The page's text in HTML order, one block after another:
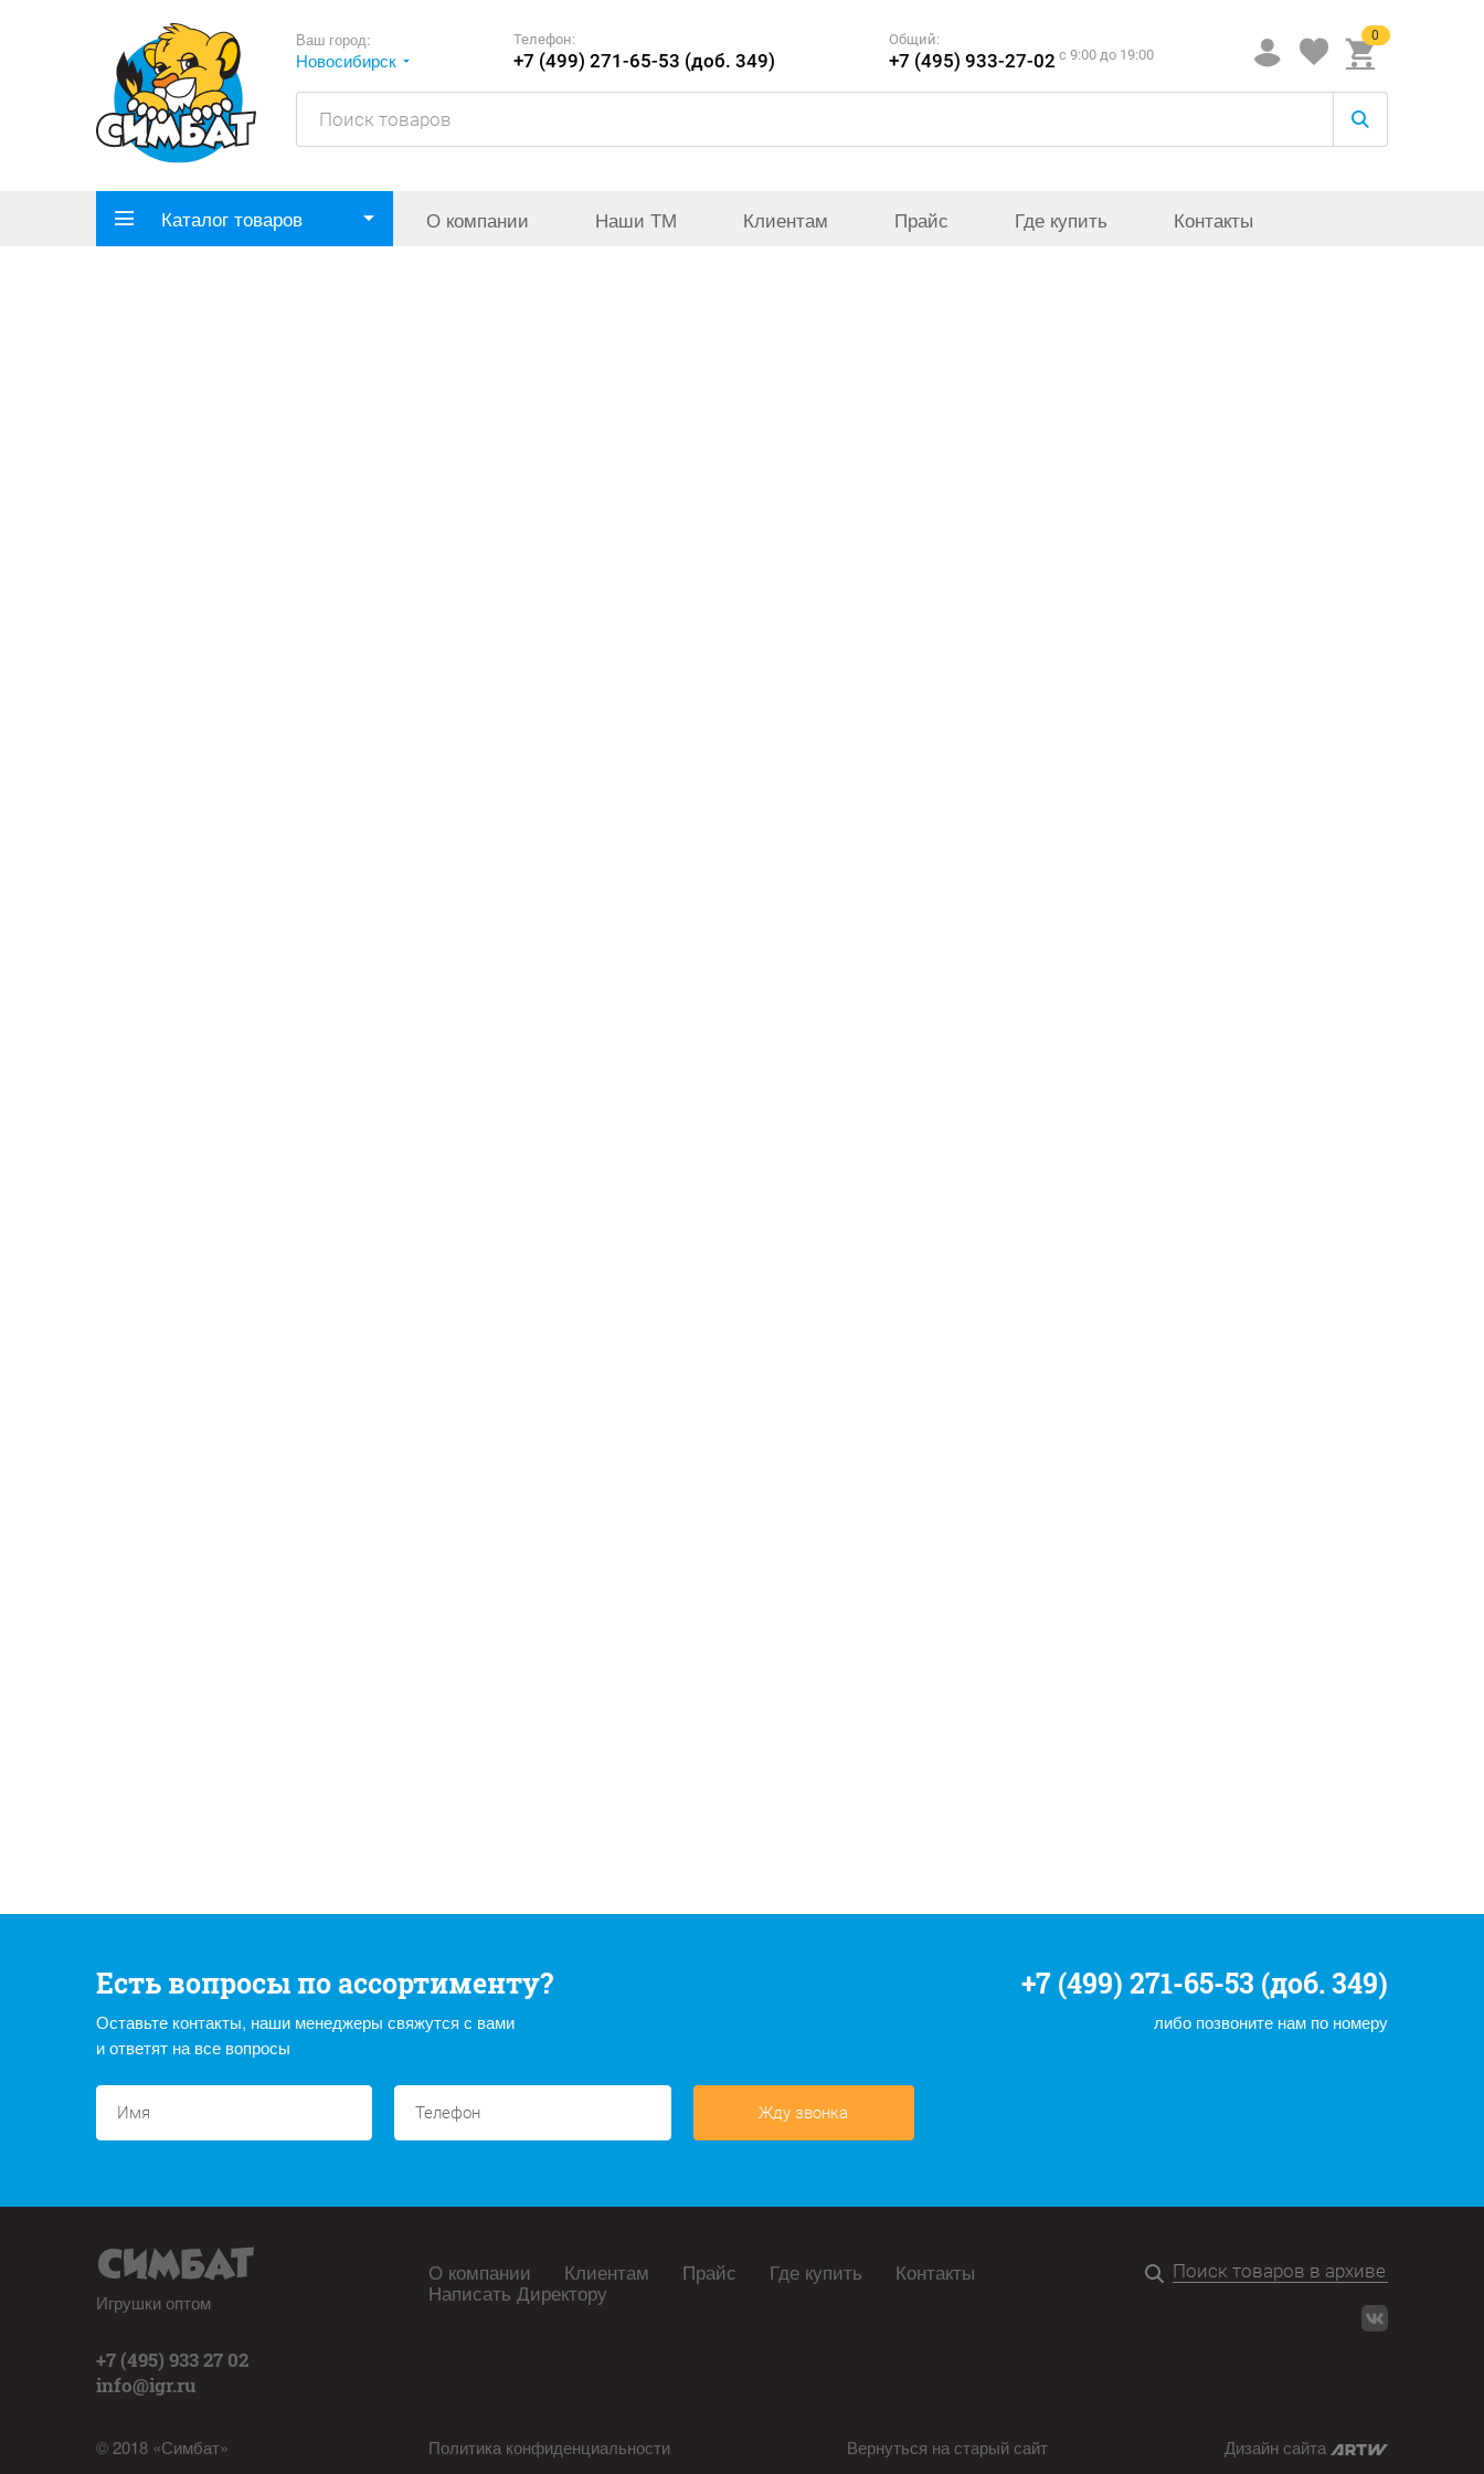
Ваш город:
Новосибирск
Телефон:
+7 (499) 271-65-53 (доб. 349)
Общий:
+7 (495) 933-27-02 c 9:00 до 19:00
0
Каталог товаров О компании Наши ТМ Клиентам Прайс Где купить Контакты
Есть вопросы по ассортименту?
Оставьте контакты, наши менеджеры свяжутся с вами
и ответят на все вопросы
+7 (499) 271-65-53 (доб. 349)
либо позвоните нам по номеру
Жду звонка
Игрушки оптом
+7 (495) 933 27 02
info@igr.ru
© 2018 «Симбат»
О компании Клиентам Прайс Где купить Контакты
Написать Директору
Политика конфиденциальности Вернуться на старый сайт Дизайн сайта